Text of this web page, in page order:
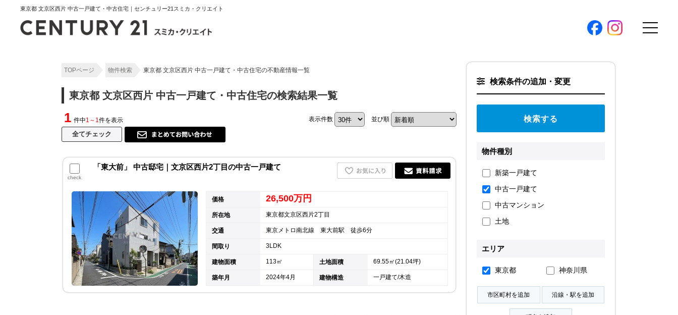
東京都 文京区西片 中古一戸建て・中古住宅｜センチュリー21スミカ・クリエイト
渋谷オフィス（本社）
スタッフ紹介
購入トップ
地図から探す
学区から探す
ログイン
お気に入り物件
物件閲覧履歴
TOPページ 物件検索 東京都 文京区西片 中古一戸建て・中古住宅の不動産情報一覧
東京都 文京区西片 中古一戸建て・中古住宅の検索結果一覧
1 件中1～1件を表示 表示件数 並び順
check
「東大前」 中古邸宅｜文京区西片2丁目の中古一戸建て
価格 26,500万円
所在地 東京都文京区西片2丁目
交通 東京メトロ南北線 東大前駅 徒歩6分
間取り 3LDK
建物面積 113㎡ 土地面積 69.55㎡(21.04坪)
築年月 2024年4月 建物構造 一戸建て/木造
検索条件の追加・変更
物件種別
新築一戸建て
中古一戸建て
中古マンション
土地
エリア
東京都 神奈川県